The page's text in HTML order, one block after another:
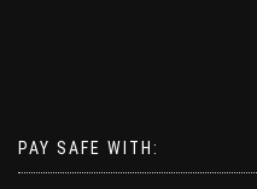
PAY SAFE WITH: